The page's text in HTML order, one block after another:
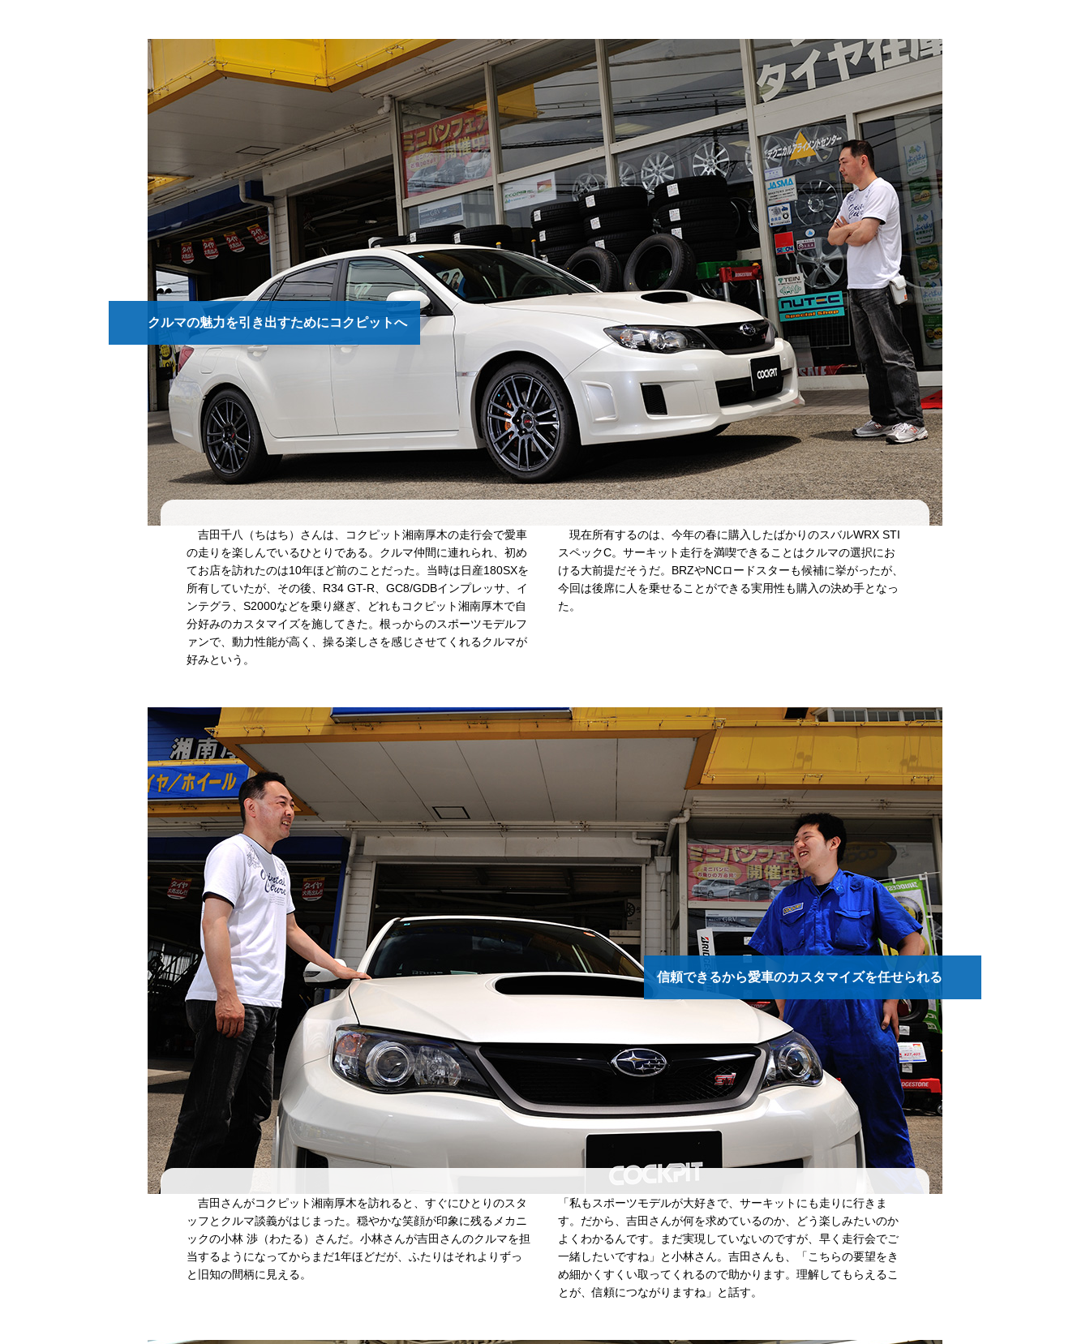
クルマの魅力を引き出すためにコクピットへ
吉田千八（ちはち）さんは、コクピット湘南厚木の走行会で愛車
の走りを楽しんでいるひとりである。クルマ仲間に連れられ、初め
てお店を訪れたのは10年ほど前のことだった。当時は日産180SXを
所有していたが、その後、R34 GT-R、GC8/GDBインプレッサ、イ
ンテグラ、S2000などを乗り継ぎ、どれもコクピット湘南厚木で自
分好みのカスタマイズを施してきた。根っからのスポーツモデルフ
ァンで、動力性能が高く、操る楽しさを感じさせてくれるクルマが
好みという。
現在所有するのは、今年の春に購入したばかりのスバルWRX STI
スペックC。サーキット走行を満喫できることはクルマの選択にお
ける大前提だそうだ。BRZやNCロードスターも候補に挙がったが、
今回は後席に人を乗せることができる実用性も購入の決め手となっ
た。
信頼できるから愛車のカスタマイズを任せられる
吉田さんがコクピット湘南厚木を訪れると、すぐにひとりのスタ
ッフとクルマ談義がはじまった。穏やかな笑顔が印象に残るメカニ
ックの小林 渉（わたる）さんだ。小林さんが吉田さんのクルマを担
当するようになってからまだ1年ほどだが、ふたりはそれよりずっ
と旧知の間柄に見える。
「私もスポーツモデルが大好きで、サーキットにも走りに行きま
す。だから、吉田さんが何を求めているのか、どう楽しみたいのか
よくわかるんです。まだ実現していないのですが、早く走行会でご
一緒したいですね」と小林さん。吉田さんも、「こちらの要望をき
め細かくすくい取ってくれるので助かります。理解してもらえるこ
とが、信頼につながりますね」と話す。